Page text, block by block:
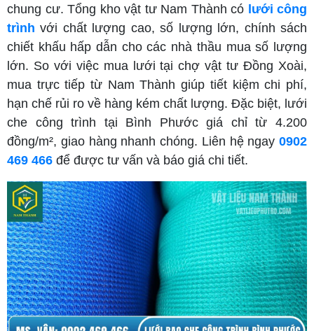
chung cư. Tổng kho vật tư Nam Thành có lưới công
trình với chất lượng cao, số lượng lớn, chính sách
chiết khấu hấp dẫn cho các nhà thầu mua số lượng
lớn. So với việc mua lưới tại chợ vật tư Đồng Xoài,
mua trực tiếp từ Nam Thành giúp tiết kiệm chi phí,
hạn chế rủi ro về hàng kém chất lượng. Đặc biệt, lưới
che công trình tại Bình Phước giá chỉ từ 4.200
đồng/m², giao hàng nhanh chóng. Liên hệ ngay 0902
469 466 để được tư vấn và báo giá chi tiết.